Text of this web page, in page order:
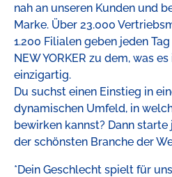
nah an unseren Kunden und
Marke. Über 23.000
1.200 Filialen geben jeden
NEW YORKER zu dem, was
einzigartig.
Du suchst einen Einstieg in
dynamischen Umfeld, in
bewirken kannst? Dann
der schönsten Branche der
*Dein Geschlecht spielt für